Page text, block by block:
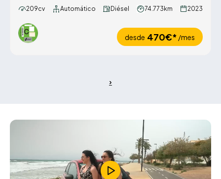
209cv Automático Diésel 74.773km 2023
desde 470€* /mes